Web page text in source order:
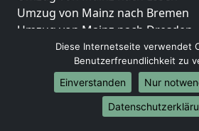
Umzug von Mainz nach Bremen
Umzug von Mainz nach Dresden
Umzug von Mainz nach Hannover
Umzug von Mainz nach Nürnberg
Umzug von Mainz nach Duisburg
Umzug von Mainz nach Bochum
Umzug von Mainz nach
Diese Internetseite verwendet
Benutzerfreundlichkeit zu
Einverstanden
Nur